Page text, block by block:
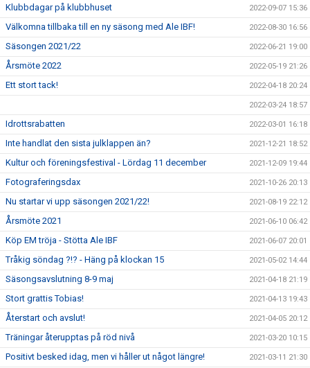
Klubbdagar på klubbhuset 2022-09-07 15:36
Välkomna tillbaka till en ny säsong med Ale IBF! 2022-08-30 16:56
Säsongen 2021/22 2022-06-21 19:00
Årsmöte 2022 2022-05-19 21:26
Ett stort tack! 2022-04-18 20:24
2022-03-24 18:57
Idrottsrabatten 2022-03-01 16:18
Inte handlat den sista julklappen än? 2021-12-21 18:52
Kultur och föreningsfestival - Lördag 11 december 2021-12-09 19:44
Fotograferingsdax 2021-10-26 20:13
Nu startar vi upp säsongen 2021/22! 2021-08-19 22:12
Årsmöte 2021 2021-06-10 06:42
Köp EM tröja - Stötta Ale IBF 2021-06-07 20:01
Tråkig söndag ?!? - Häng på klockan 15 2021-05-02 14:44
Säsongsavslutning 8-9 maj 2021-04-18 21:19
Stort grattis Tobias! 2021-04-13 19:43
Återstart och avslut! 2021-04-05 20:12
Träningar återupptas på röd nivå 2021-03-20 10:15
Positivt besked idag, men vi håller ut något längre! 2021-03-11 21:30